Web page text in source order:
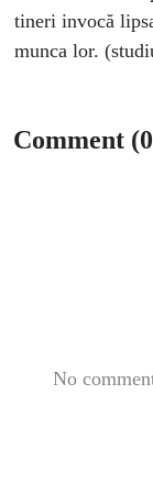
tineri invocă
munca lor.
Comment
No